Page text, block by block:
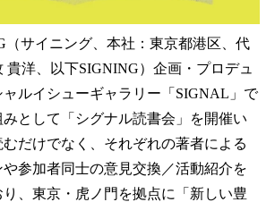
（サイニング、本社：東京都港区、代
貴洋、以下SIGNING）企画・プロデュ
ルイシューギャラリー「SIGNAL」で
として「シグナル読書会」を開催い
だけでなく、それぞれの著者による
や参加者同士の意見交換／活動紹介を
、東京・虎ノ門を拠点に「新しい豊